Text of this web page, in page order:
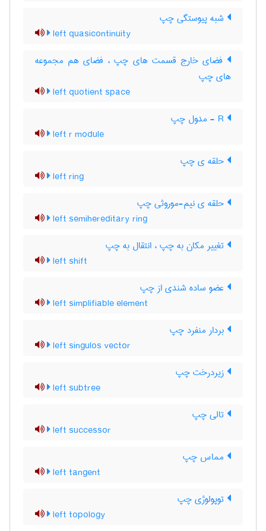
شبه پیوستگی چپ
left quasicontinuity
فضای خارج قسمت های چپ ، فضای هم مجموعه
های چپ
left quotient space
left r module
حلقه ی چپ
left ring
حلقه ی نیم-موروثی چپ
left semihereditary ring
تغییر مکان به چپ ، انتقال به چپ
left shift
عضو ساده شندی از چپ
left simplifiable element
بردار منفرد چپ
left singulos vector
زیردرخت چپ
left subtree
تالی چپ
left successor
مماس چپ
left tangent
توپولوژی چپ
left topology